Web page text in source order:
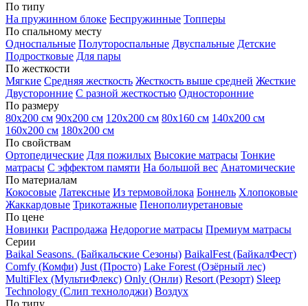
По типу
На пружинном блоке Беспружинные Топперы
По спальному месту
Односпальные Полутороспальные Двуспальные Детские
Подростковые Для пары
По жесткости
Мягкие Средняя жесткость Жесткость выше средней Жесткие
Двусторонние С разной жесткостью Односторонние
По размеру
80х200 см 90х200 см 120х200 см 80х160 см 140х200 см
160х200 см 180х200 см
По свойствам
Ортопедические Для пожилых Высокие матрасы Тонкие
матрасы С эффектом памяти На большой вес Анатомические
По материалам
Кокосовые Латексные Из термовойлока Боннель Хлопоковые
Жаккардовые Трикотажные Пенополиуретановые
По цене
Новинки Распродажа Недорогие матрасы Премиум матрасы
Серии
Baikal Seasons. (Байкальские Сезоны) BaikalFest (БайкалФест)
Comfy (Комфи) Just (Просто) Lake Forest (Озёрный лес)
MultiFlex (МультиФлекс) Only (Онли) Resort (Резорт) Sleep
Technology (Слип технолоджи) Воздух
По типу